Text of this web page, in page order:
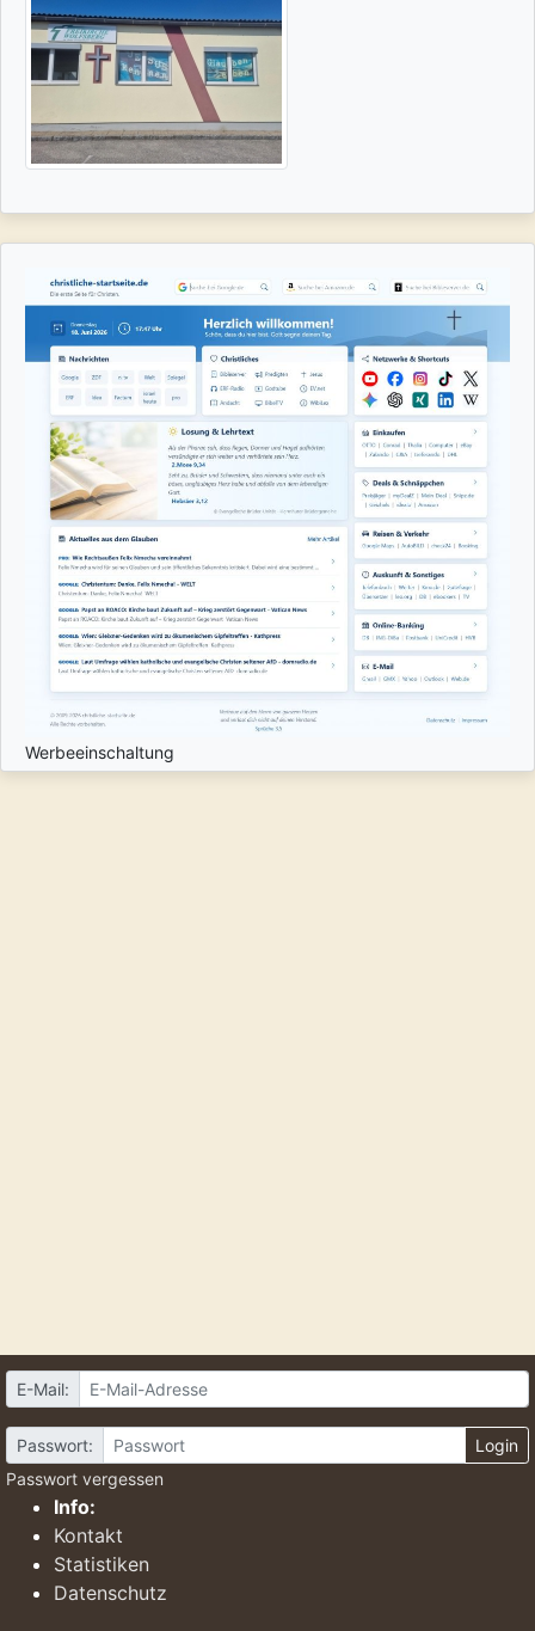
Werbeeinschaltung
E-Mail:
Passwort:
Login
Passwort vergessen
Info:
Kontakt
Statistiken
Datenschutz